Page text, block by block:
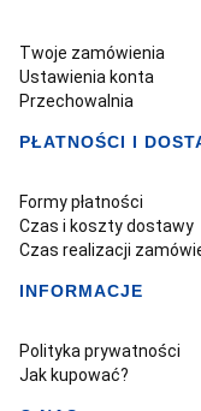
Twoje zamówienia
Ustawienia konta
Przechowalnia
PŁATNOŚCI I
Formy płatności
Czas i koszty dostawy
Czas realizacji
INFORMACJE
Polityka prywatności
Jak kupować?